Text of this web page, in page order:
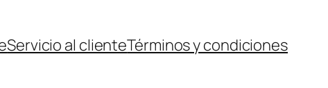
Servicio al clienteTérminos y condiciones